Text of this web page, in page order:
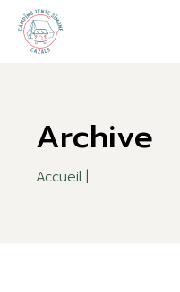
the
content
Archive
Accueil